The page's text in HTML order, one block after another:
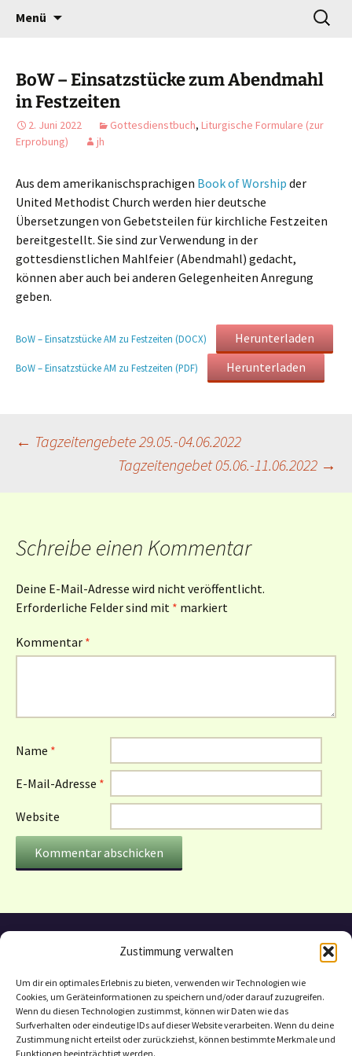
Zustimmung verwalten
Um dir ein optimales Erlebnis zu bieten, verwenden wir Technologien wie
Cookies, um Geräteinformationen zu speichern und/oder darauf zuzugreifen.
Wenn du diesen Technologien zustimmst, können wir Daten wie das
Surfverhalten oder eindeutige IDs auf dieser Website verarbeiten. Wenn du deine
Zustimmung nicht erteilst oder zurückziehst, können bestimmte Merkmale und
Funktionen beeinträchtigt werden.
Willkommen!
Gottesdienst verändert
Menü
Suchen
nach:
BoW – Einsatzstücke zum Abendmahl
in Festzeiten
2. Juni 2022 Gottesdienstbuch, Liturgische Formulare (zur
Erprobung)
jh
Aus dem amerikanischsprachigen Book of Worship der
United Methodist Church werden hier deutsche
Übersetzungen von Gebetsteilen für kirchliche Festzeiten
bereitgestellt. Sie sind zur Verwendung in der
gottesdienstlichen Mahlfeier (Abendmahl) gedacht,
können aber auch bei anderen Gelegenheiten Anregung
geben.
BoW – Einsatzstücke AM zu Festzeiten (DOCX) Herunterladen
BoW – Einsatzstücke AM zu Festzeiten (PDF) Herunterladen
Beitragsnavigation
← Tagzeitengebete 29.05.-04.06.2022
Tagzeitengebet 05.06.-11.06.2022 →
Schreibe einen Kommentar
Deine E-Mail-Adresse wird nicht veröffentlicht.
Erforderliche Felder sind mit * markiert
Kommentar *
Name *
E-Mail-Adresse *
Website